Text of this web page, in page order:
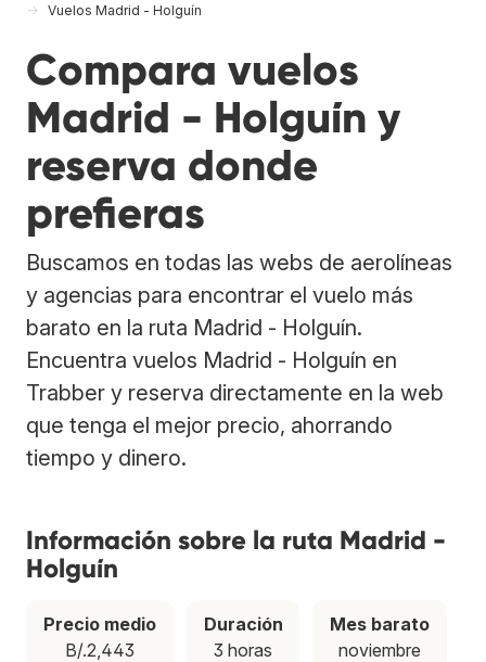
Vuelos Madrid - Holguín
Compara vuelos
Madrid - Holguín y
reserva donde
prefieras
Buscamos en todas las webs de aerolíneas
y agencias para encontrar el vuelo más
barato en la ruta Madrid - Holguín.
Encuentra vuelos Madrid - Holguín en
Trabber y reserva directamente en la web
que tenga el mejor precio, ahorrando
tiempo y dinero.
Información sobre la ruta Madrid -
Holguín
Precio medio
B/.2,443
Duración
3 horas
Mes barato
noviembre